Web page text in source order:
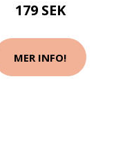
179 SEK
MER INFO!